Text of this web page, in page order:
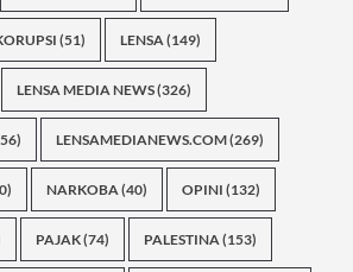
(51) LENSA(149)
LENSA MEDIA NEWS(326)
LENSAMEDIANEWS.COM(269)
NARKOBA(40) OPINI (132)
PAJAK(74) PALESTINA(153)